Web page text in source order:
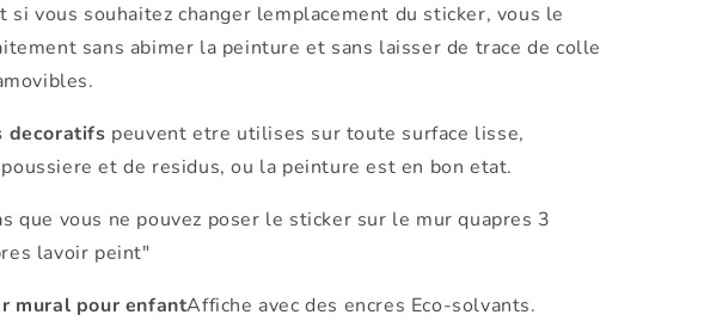
si vous souhaitez changer lemplacement du sticker, vous le
sans abimer la peinture et sans laisser de trace de colle
decoratifs peuvent etre utilises sur toute surface lisse,
et de residus, ou la peinture est en bon etat.
que vous ne pouvez poser le sticker sur le mur quapres 3
lavoir peint"
mural pour enfantAffiche avec des encres Eco-solvants.